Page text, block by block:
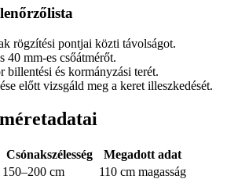
rögzítési pontjai közti távolságot.
40 mm-es csőátmérőt.
billentési és kormányzási terét.
előtt vizsgáld meg a keret illeszkedését.
Csónakszélesség
Megadott adat
150–200 cm
110 cm magasság